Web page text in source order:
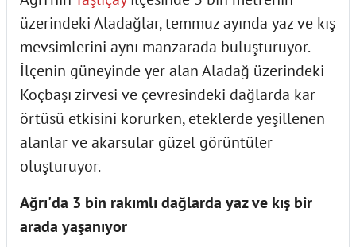
üzerindeki Aladağlar, temmuz ayında yaz ve kış
mevsimlerini aynı manzarada buluşturuyor.
İlçenin güneyinde yer alan Aladağ üzerindeki
Koçbaşı zirvesi ve çevresindeki dağlarda kar
örtüsü etkisini korurken, eteklerde yeşillenen
alanlar ve akarsular güzel görüntüler
oluşturuyor.
Ağrı'da 3 bin rakımlı dağlarda yaz ve kış bir
arada yaşanıyor